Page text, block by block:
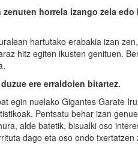
horrela izango zela
hartutako erabakia izan
hitz egiten ikusten genituen.
ere erraldoien bitartez.
egin nuelako Gigantes Garate
Pentsatu behar izan
alde batetik, bisualki oso
dago eta oso ondo